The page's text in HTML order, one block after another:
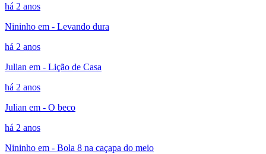
há 2 anos
Nininho em - Levando dura
há 2 anos
Julian em - Lição de Casa
há 2 anos
Julian em - O beco
há 2 anos
Nininho em - Bola 8 na caçapa do meio